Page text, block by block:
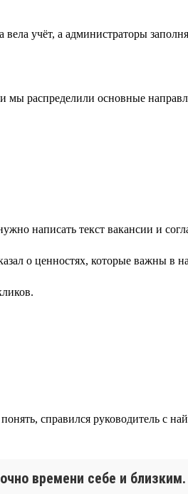
вела учёт, а администраторы
мы распределили основные
написать текст вакансии и
о ценностях, которые важны в
справился руководитель с
времени себе и